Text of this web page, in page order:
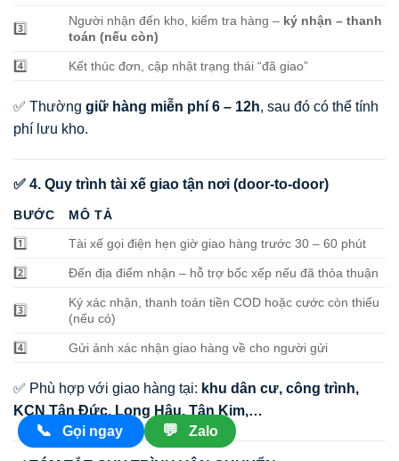
📞 Gọi ngay 💬 Zalo
3️⃣
Người nhận đến kho, kiểm tra hàng – ký nhận – thanh
toán (nếu còn)
4️⃣ Kết thúc đơn, cập nhật trạng thái “đã giao”
✅ Thường giữ hàng miễn phí 6 – 12h, sau đó có thể tính
phí lưu kho.
✅ 4. Quy trình tài xế giao tận nơi (door-to-door)
BƯỚC
MÔ TẢ
1️⃣
Tài xế gọi điện hẹn giờ giao hàng trước 30 – 60 phút
2️⃣ Đến địa điểm nhận – hỗ trợ bốc xếp nếu đã thỏa thuận
3️⃣
Ký xác nhận, thanh toán tiền COD hoặc cước còn thiếu
(nếu có)
4️⃣ Gửi ảnh xác nhận giao hàng về cho người gửi
✅ Phù hợp với giao hàng tại: khu dân cư, công trình,
KCN Tân Đức, Long Hậu, Tân Kim,…